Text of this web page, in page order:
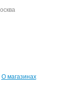
О магазинах